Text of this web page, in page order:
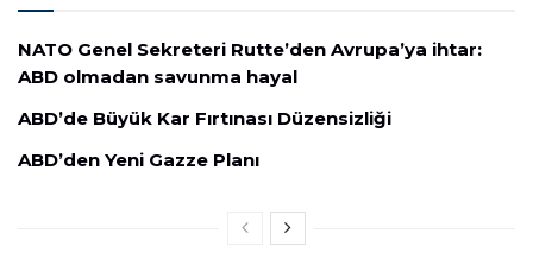
NATO Genel Sekreteri Rutte’den Avrupa’ya ihtar:
ABD olmadan savunma hayal
ABD’de Büyük Kar Fırtınası Düzensizliği
ABD’den Yeni Gazze Planı